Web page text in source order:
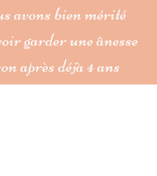
avons bien mérité
garder une ânesse
après déjà 4 ans